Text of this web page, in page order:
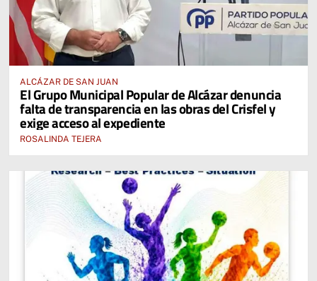
ALCÁZAR DE SAN JUAN
El Grupo Municipal Popular de Alcázar denuncia
falta de transparencia en las obras del Crisfel y
exige acceso al expediente
ROSALINDA TEJERA